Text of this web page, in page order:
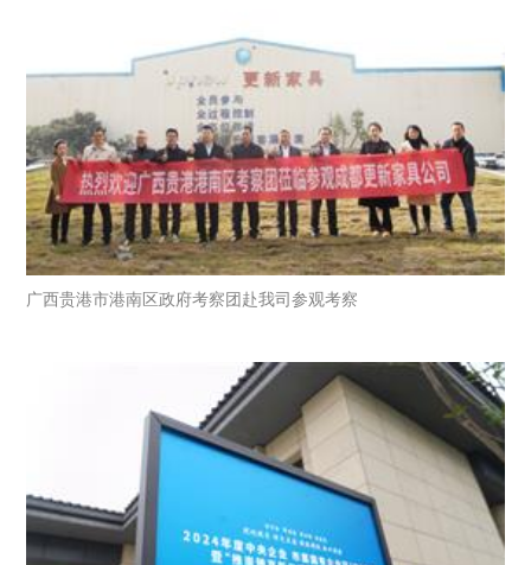
广西贵港市港南区政府考察团赴我司参观考察